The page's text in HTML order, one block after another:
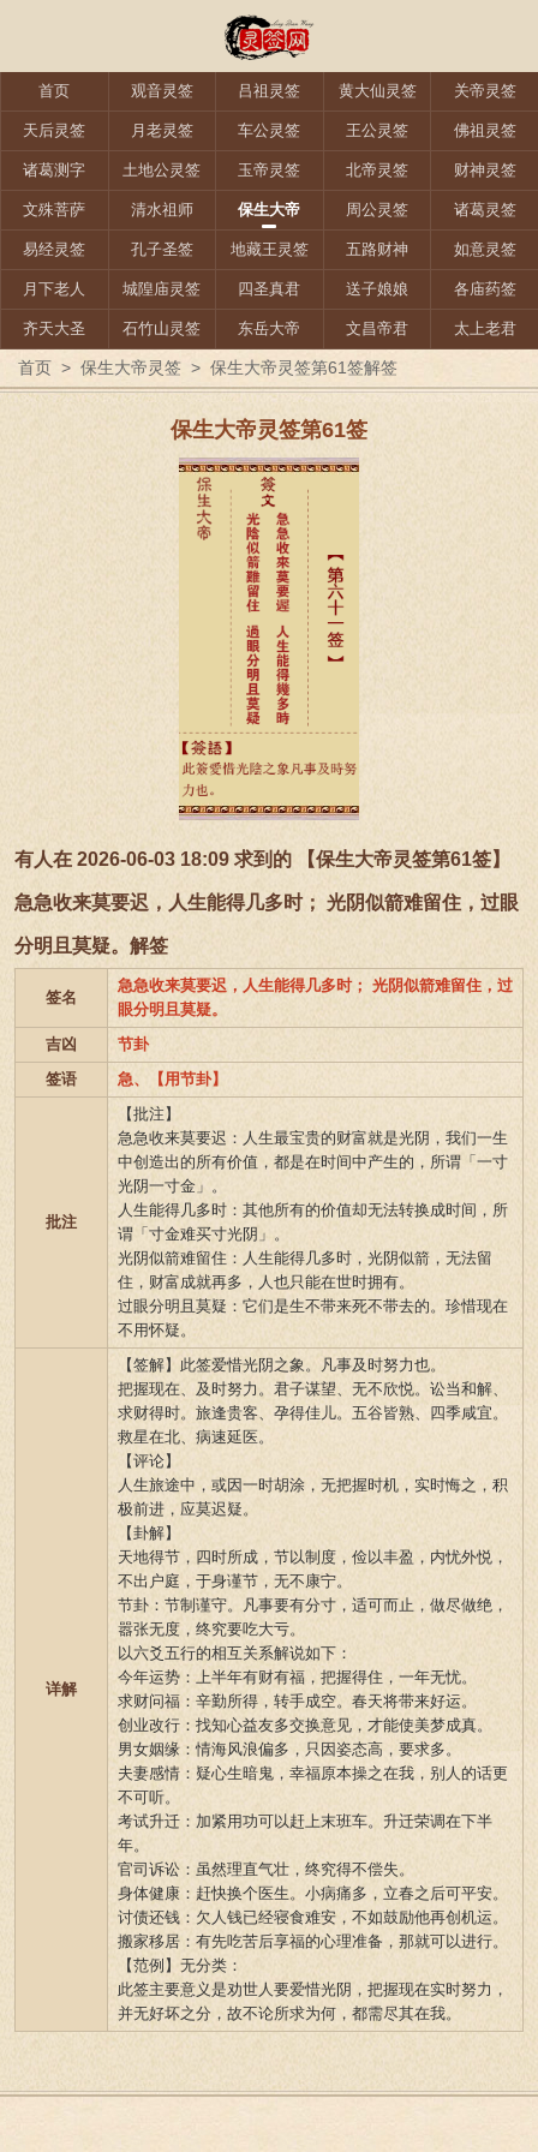
首页 观音灵签 吕祖灵签 黄大仙灵签 关帝灵签
天后灵签 月老灵签 车公灵签 王公灵签 佛祖灵签
诸葛测字 土地公灵签 玉帝灵签 北帝灵签 财神灵签
文殊菩萨 清水祖师 保生大帝 周公灵签 诸葛灵签
易经灵签 孔子圣签 地藏王灵签 五路财神 如意灵签
月下老人 城隍庙灵签 四圣真君 送子娘娘 各庙药签
齐天大圣 石竹山灵签 东岳大帝 文昌帝君 太上老君
首页 > 保生大帝灵签 > 保生大帝灵签第61签解签
保生大帝灵签第61签
有人在 2026-06-03 18:09 求到的 【保生大帝灵签第61签】
急急收来莫要迟，人生能得几多时； 光阴似箭难留住，过眼
分明且莫疑。解签
签名
急急收来莫要迟，人生能得几多时； 光阴似箭难留住，过
眼分明且莫疑。
吉凶
节卦
签语
急、【用节卦】
批注
【批注】
急急收来莫要迟：人生最宝贵的财富就是光阴，我们一生
中创造出的所有价值，都是在时间中产生的，所谓「一寸
光阴一寸金」。
人生能得几多时：其他所有的价值却无法转换成时间，所
谓「寸金难买寸光阴」。
光阴似箭难留住：人生能得几多时，光阴似箭，无法留
住，财富成就再多，人也只能在世时拥有。
过眼分明且莫疑：它们是生不带来死不带去的。珍惜现在
不用怀疑。
详解
【签解】此签爱惜光阴之象。凡事及时努力也。
把握现在、及时努力。君子谋望、无不欣悦。讼当和解、
求财得时。旅逢贵客、孕得佳儿。五谷皆熟、四季咸宜。
救星在北、病速延医。
【评论】
人生旅途中，或因一时胡涂，无把握时机，实时悔之，积
极前进，应莫迟疑。
【卦解】
天地得节，四时所成，节以制度，俭以丰盈，内忧外悦，
不出户庭，于身谨节，无不康宁。
节卦：节制谨守。凡事要有分寸，适可而止，做尽做绝，
嚣张无度，终究要吃大亏。
以六爻五行的相互关系解说如下：
今年运势：上半年有财有福，把握得住，一年无忧。
求财问福：辛勤所得，转手成空。春天将带来好运。
创业改行：找知心益友多交换意见，才能使美梦成真。
男女姻缘：情海风浪偏多，只因姿态高，要求多。
夫妻感情：疑心生暗鬼，幸福原本操之在我，别人的话更
不可听。
考试升迁：加紧用功可以赶上末班车。升迁荣调在下半
年。
官司诉讼：虽然理直气壮，终究得不偿失。
身体健康：赶快换个医生。小病痛多，立春之后可平安。
讨债还钱：欠人钱已经寝食难安，不如鼓励他再创机运。
搬家移居：有先吃苦后享福的心理准备，那就可以进行。
【范例】无分类：
此签主要意义是劝世人要爱惜光阴，把握现在实时努力，
并无好坏之分，故不论所求为何，都需尽其在我。